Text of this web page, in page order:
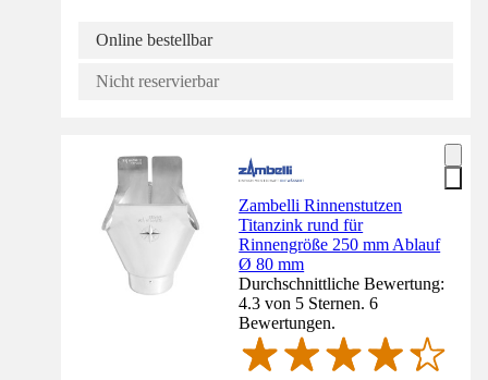
Online bestellbar
Nicht reservierbar
Zambelli Rinnenstutzen
Titanzink rund für
Rinnengröße 250 mm Ablauf
Ø 80 mm
Durchschnittliche Bewertung:
4.3 von 5 Sternen. 6
Bewertungen.